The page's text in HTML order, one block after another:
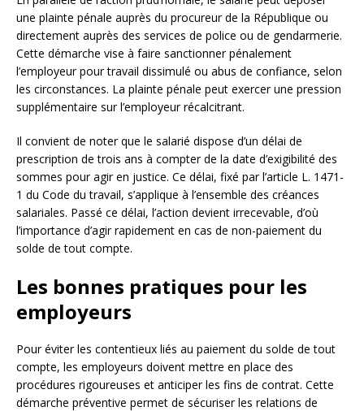
une plainte pénale auprès du procureur de la République ou
directement auprès des services de police ou de gendarmerie.
Cette démarche vise à faire sanctionner pénalement
l’employeur pour travail dissimulé ou abus de confiance, selon
les circonstances. La plainte pénale peut exercer une pression
supplémentaire sur l’employeur récalcitrant.
Il convient de noter que le salarié dispose d’un délai de
prescription de trois ans à compter de la date d’exigibilité des
sommes pour agir en justice. Ce délai, fixé par l’article L. 1471-
1 du Code du travail, s’applique à l’ensemble des créances
salariales. Passé ce délai, l’action devient irrecevable, d’où
l’importance d’agir rapidement en cas de non-paiement du
solde de tout compte.
Les bonnes pratiques pour les
employeurs
Pour éviter les contentieux liés au paiement du solde de tout
compte, les employeurs doivent mettre en place des
procédures rigoureuses et anticiper les fins de contrat. Cette
démarche préventive permet de sécuriser les relations de